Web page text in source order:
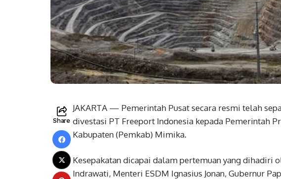
Share
JAKARTA — Pemerintah Pusat secara resmi telah
divestasi PT Freeport Indonesia kepada Pemerintah
Kabupaten (Pemkab) Mimika.
Kesepakatan dicapai dalam pertemuan yang dihadiri
Indrawati, Menteri ESDM Ignasius Jonan, Gubernur